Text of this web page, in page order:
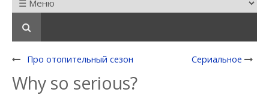
Про отопительный сезон Сериальное
Why so serious?